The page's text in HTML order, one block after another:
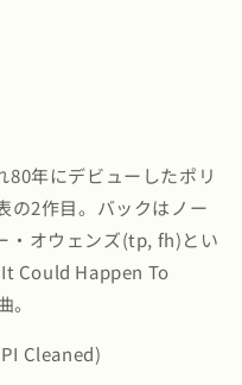
80年にデビューしたポリ
の2作目。バックはノー
・オウェンズ(tp, fh)とい
Could Happen To
Cleaned)